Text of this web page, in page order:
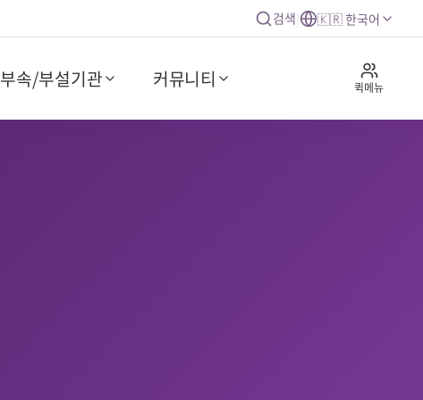
검색 🇰🇷 한국어
부속/부설기관 커뮤니티 퀵메뉴